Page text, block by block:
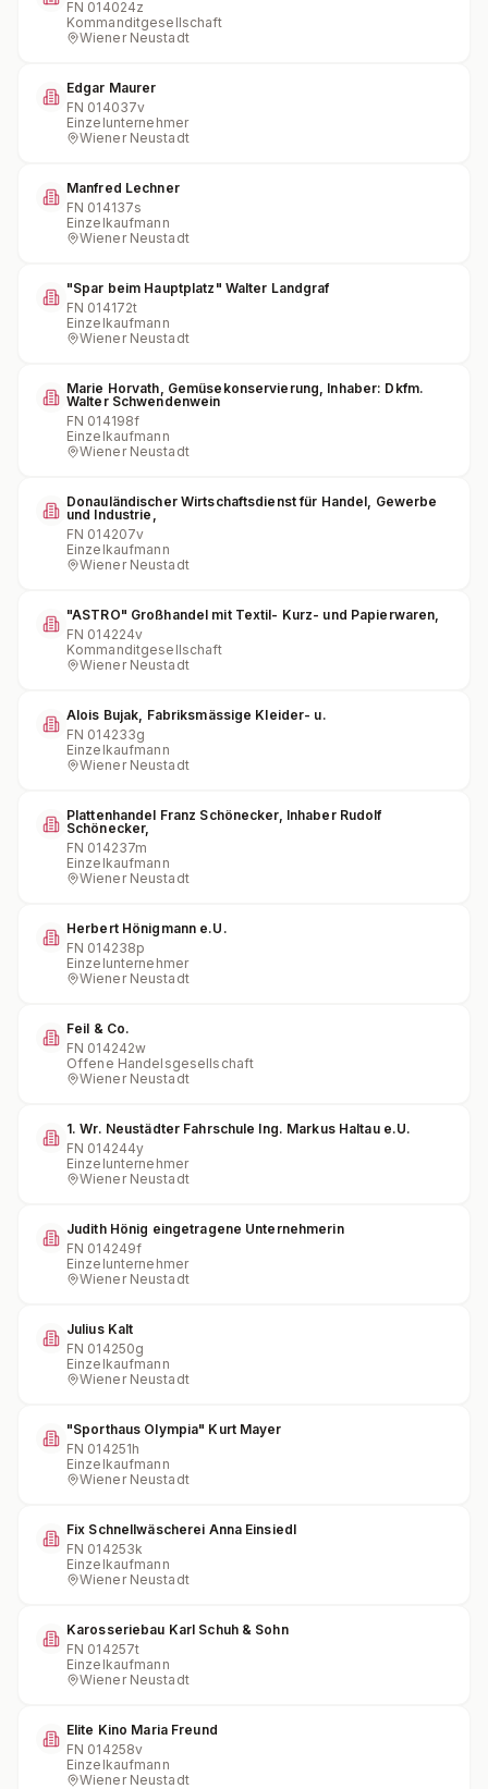
FN 014024z
Kommanditgesellschaft
Wiener Neustadt
Edgar Maurer
FN 014037v
Einzelunternehmer
Wiener Neustadt
Manfred Lechner
FN 014137s
Einzelkaufmann
Wiener Neustadt
"Spar beim Hauptplatz" Walter Landgraf
FN 014172t
Einzelkaufmann
Wiener Neustadt
Marie Horvath, Gemüsekonservierung, Inhaber: Dkfm.
Walter Schwendenwein
FN 014198f
Einzelkaufmann
Wiener Neustadt
Donauländischer Wirtschaftsdienst für Handel, Gewerbe
und Industrie,
FN 014207v
Einzelkaufmann
Wiener Neustadt
"ASTRO" Großhandel mit Textil- Kurz- und Papierwaren,
FN 014224v
Kommanditgesellschaft
Wiener Neustadt
Alois Bujak, Fabriksmässige Kleider- u.
FN 014233g
Einzelkaufmann
Wiener Neustadt
Plattenhandel Franz Schönecker, Inhaber Rudolf
Schönecker,
FN 014237m
Einzelkaufmann
Wiener Neustadt
Herbert Hönigmann e.U.
FN 014238p
Einzelunternehmer
Wiener Neustadt
Feil & Co.
FN 014242w
Offene Handelsgesellschaft
Wiener Neustadt
1. Wr. Neustädter Fahrschule Ing. Markus Haltau e.U.
FN 014244y
Einzelunternehmer
Wiener Neustadt
Judith Hönig eingetragene Unternehmerin
FN 014249f
Einzelunternehmer
Wiener Neustadt
Julius Kalt
FN 014250g
Einzelkaufmann
Wiener Neustadt
"Sporthaus Olympia" Kurt Mayer
FN 014251h
Einzelkaufmann
Wiener Neustadt
Fix Schnellwäscherei Anna Einsiedl
FN 014253k
Einzelkaufmann
Wiener Neustadt
Karosseriebau Karl Schuh & Sohn
FN 014257t
Einzelkaufmann
Wiener Neustadt
Elite Kino Maria Freund
FN 014258v
Einzelkaufmann
Wiener Neustadt